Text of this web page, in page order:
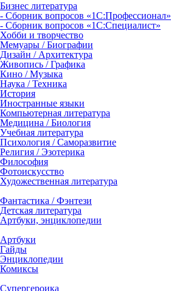
Бизнес литература
- Сборник вопросов «1С:Профессионал»
- Сборник вопросов «1С:Специалист»
Хобби и творчество
Мемуары / Биографии
Дизайн / Архитектура
Живопись / Графика
Кино / Музыка
Наука / Техника
История
Иностранные языки
Компьютерная литература
Медицина / Биология
Учебная литература
Психология / Саморазвитие
Религия / Эзотерика
Философия
Фотоискусство
Художественная литература
Фантастика / Фэнтези
Детская литература
Артбуки, энциклопедии
Артбуки
Гайды
Энциклопедии
Комиксы
Супергероика